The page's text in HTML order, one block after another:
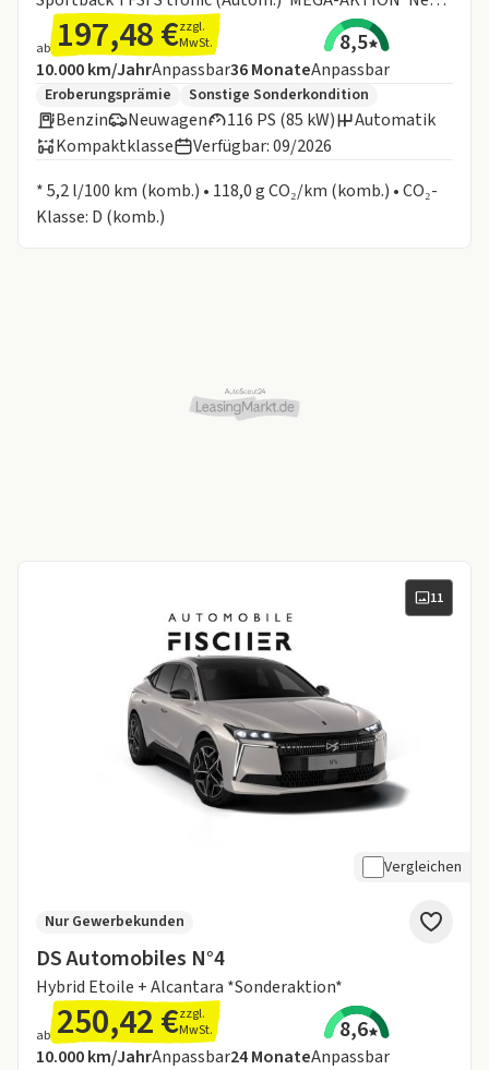
ab 197,48 €zzgl.
MwSt.
8,5
Angebotsdetails:
Inklusive Laufleistung
10.000 km/JahrAnpassbarLaufzeit
36MonateAnpassbar
Zusätzliche Fahrzeuginformationen:
Eroberungsprämie Sonstige Sonderkondition
Benzin Neuwagen 116 PS (85 kW)
Automatik
Kompaktklasse
Verfügbar: 09/2026
* 5,2 l/100 km (komb.) • 118,0 g CO₂/km (komb.) • CO₂-
Klasse: D (komb.)
11
Vergleichen
DS Automobiles N°4
Hybrid Etoile + Alcantara *Sonderaktion*
Nur Gewerbekunden
ab 250,42 €zzgl.
MwSt.
8,6
Angebotsdetails:
Inklusive Laufleistung
10.000 km/JahrAnpassbarLaufzeit
24MonateAnpassbar